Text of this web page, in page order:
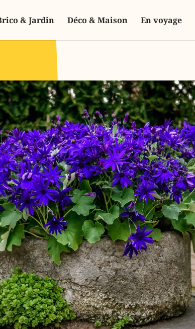
& Jardin Déco & Maison En voyage